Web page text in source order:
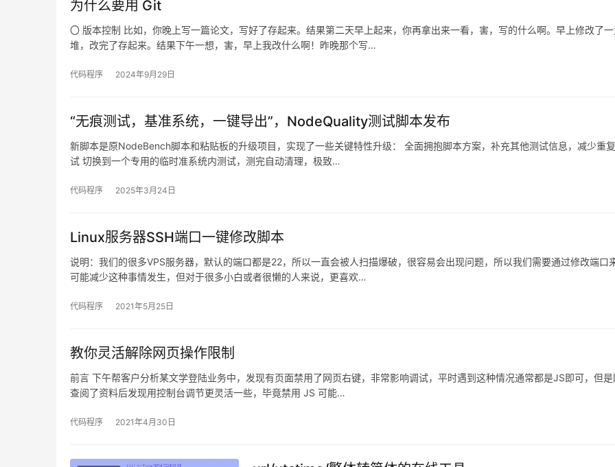
为什么要用 Git
〇 版本控制 比如，你晚上写一篇论文，写好了存起来。结果第二天早上起来，你再拿出来一看，害，写的什么啊。早上修改了
堆，改完了存起来。结果下午一想，害，早上我改什么啊！昨晚那个写…
代码程序 2024年9月29日
“无痕测试，基准系统，一键导出”，NodeQuality测试脚本发布
新脚本是原NodeBench脚本和粘贴板的升级项目，实现了一些关键特性升级： 全面拥抱脚本方案，补充其他测试信息，减少重
试 切换到一个专用的临时准系统内测试，测完自动清理，极致…
代码程序 2025年3月24日
Linux服务器SSH端口一键修改脚本
说明：我们的很多VPS服务器，默认的端口都是22，所以一直会被人扫描爆破，很容易会出现问题，所以我们需要通过修改端口
可能减少这种事情发生，但对于很多小白或者很懒的人来说，更喜欢…
代码程序 2021年5月25日
教你灵活解除网页操作限制
前言 下午帮客户分析某文学登陆业务中，发现有页面禁用了网页右键，非常影响调试，平时遇到这种情况通常都是JS即可，但是
查阅了资料后发现用控制台调节更灵活一些，毕竟禁用 JS 可能…
代码程序 2021年4月30日